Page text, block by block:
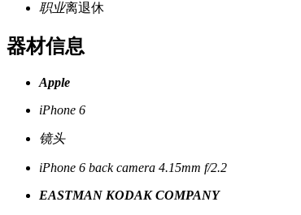
职业离退休
器材信息
Apple
iPhone 6
镜头
iPhone 6 back camera 4.15mm f/2.2
EASTMAN KODAK COMPANY